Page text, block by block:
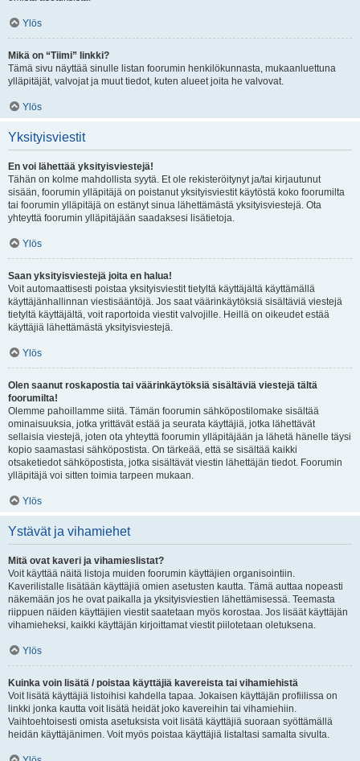
Ylös
Mikä on “Tiimi” linkki?
Tämä sivu näyttää sinulle listan foorumin henkilökunnasta, mukaanluettuna
ylläpitäjät, valvojat ja muut tiedot, kuten alueet joita he valvovat.
Ylös
Yksityisviestit
En voi lähettää yksityisviestejä!
Tähän on kolme mahdollista syytä. Et ole rekisteröitynyt ja/tai kirjautunut
sisään, foorumin ylläpitäjä on poistanut yksityisviestit käytöstä koko foorumilta
tai foorumin ylläpitäjä on estänyt sinua lähettämästä yksityisviestejä. Ota
yhteyttä foorumin ylläpitäjään saadaksesi lisätietoja.
Ylös
Saan yksityisviestejä joita en halua!
Voit automaattisesti poistaa yksityisviestit tietyltä käyttäjältä käyttämällä
käyttäjänhallinnan viestisääntöjä. Jos saat väärinkäytöksiä sisältäviä viestejä
tietyltä käyttäjältä, voit raportoida viestit valvojille. Heillä on oikeudet estää
käyttäjiä lähettämästä yksityisviestejä.
Ylös
Olen saanut roskapostia tai väärinkäytöksiä sisältäviä viestejä tältä
foorumilta!
Olemme pahoillamme siitä. Tämän foorumin sähköpostilomake sisältää
ominaisuuksia, jotka yrittävät estää ja seurata käyttäjiä, jotka lähettävät
sellaisia viestejä, joten ota yhteyttä foorumin ylläpitäjään ja lähetä hänelle täysi
kopio saamastasi sähköpostista. On tärkeää, että se sisältää kaikki
otsaketiedot sähköpostista, jotka sisältävät viestin lähettäjän tiedot. Foorumin
ylläpitäjä voi sitten toimia tarpeen mukaan.
Ylös
Ystävät ja vihamiehet
Mitä ovat kaveri ja vihamieslistat?
Voit käyttää näitä listoja muiden foorumin käyttäjien organisointiin.
Kaverilistalle lisätään käyttäjiä omien asetusten kautta. Tämä auttaa nopeasti
näkemään jos he ovat paikalla ja yksityisviestien lähettämisessä. Teemasta
riippuen näiden käyttäjien viestit saatetaan myös korostaa. Jos lisäät käyttäjän
vihamieheksi, kaikki käyttäjän kirjoittamat viestit piilotetaan oletuksena.
Ylös
Kuinka voin lisätä / poistaa käyttäjiä kavereista tai vihamiehistä
Voit lisätä käyttäjiä listoihisi kahdella tapaa. Jokaisen käyttäjän profiilissa on
linkki jonka kautta voit lisätä heidät joko kavereihin tai vihamiehiin.
Vaihtoehtoisesti omista asetuksista voit lisätä käyttäjiä suoraan syöttämällä
heidän käyttäjänimen. Voit myös poistaa käyttäjiä listaltasi samalta sivulta.